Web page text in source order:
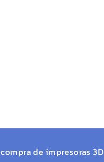
de impresoras 3D